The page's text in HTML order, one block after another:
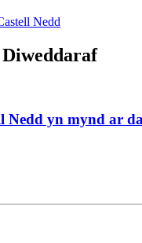
Nedd
Nedd yn mynd ar